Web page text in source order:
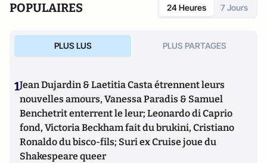
POPULAIRES 24 Heures 7 Jours
PLUS LUS PLUS PARTAGES
1Jean Dujardin & Laetitia Casta étrennent leurs
nouvelles amours, Vanessa Paradis & Samuel
Benchetrit enterrent le leur; Leonardo di Caprio
fond, Victoria Beckham fait du brukini, Cristiano
Ronaldo du bisco-fils; Suri ex Cruise joue du
Shakespeare queer